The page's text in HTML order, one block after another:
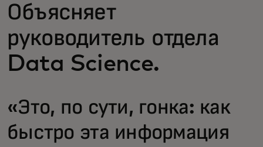
Объясняет
руководитель отдела
Data Science.
«Это, по сути, гонка: как
быстро эта информация